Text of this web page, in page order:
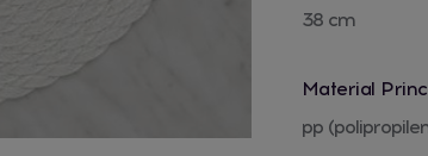
38 cm
Material
pp